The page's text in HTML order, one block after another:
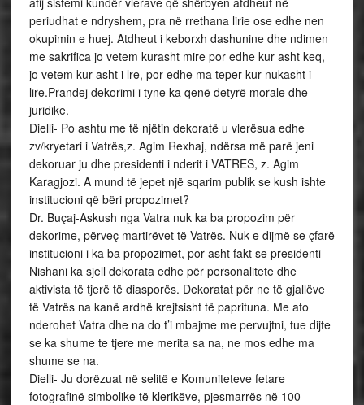
periudhat e ndryshem, pra në rrethana lirie ose edhe nen
okupimin e huej. Atdheut i keborxh dashunine dhe ndimen
me sakrifica jo vetem kurasht mire por edhe kur asht keq,
jo vetem kur asht i lre, por edhe ma teper kur nukasht i
lire.Prandej dekorimi i tyne ka qenë detyrë morale dhe
juridike.
Dielli- Po ashtu me të njëtin dekoratë u vlerësua edhe
zv/kryetari i Vatrës,z. Agim Rexhaj, ndërsa më parë jeni
dekoruar ju dhe presidenti i nderit i VATRES, z. Agim
Karagjozi. A mund të jepet një sqarim publik se kush ishte
institucioni që bëri propozimet?
Dr. Buçaj-Askush nga Vatra nuk ka ba propozim për
dekorime, përveç martirëvet të Vatrës. Nuk e dijmë se çfarë
institucioni i ka ba propozimet, por asht fakt se presidenti
Nishani ka sjell dekorata edhe për personalitete dhe
aktivista të tjerë të diasporës. Dekoratat për ne të gjallëve
të Vatrës na kanë ardhë krejtsisht të paprituna. Me ato
nderohet Vatra dhe na do t’i mbajme me pervujtni, tue dijte
se ka shume te tjere me merita sa na, ne mos edhe ma
shume se na.
Dielli- Ju dorëzuat në selitë e Komuniteteve fetare
fotografinë simbolike të klerikëve, pjesmarrës në 100